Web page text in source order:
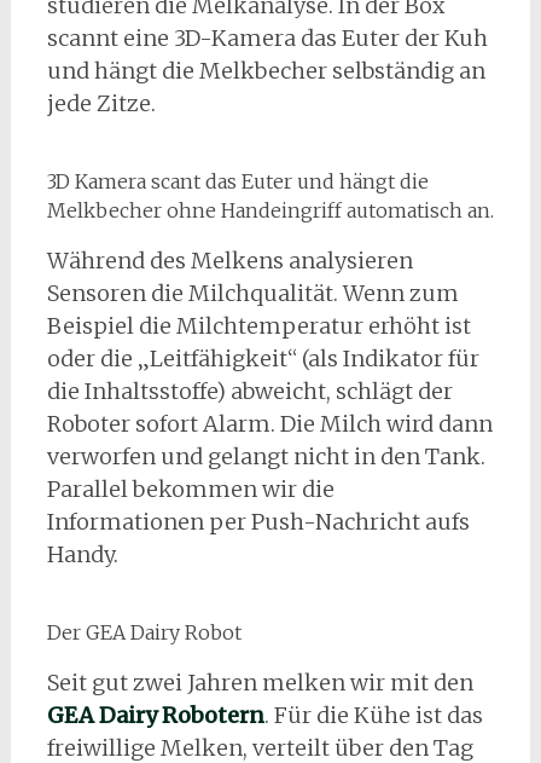
scannt eine 3D-Kamera das Euter der Kuh
und hängt die Melkbecher selbständig an
jede Zitze.
3D Kamera scant das Euter und hängt die
Melkbecher ohne Handeingriff automatisch an.
Während des Melkens analysieren
Sensoren die Milchqualität. Wenn zum
Beispiel die Milchtemperatur erhöht ist
oder die „Leitfähigkeit“ (als Indikator für
die Inhaltsstoffe) abweicht, schlägt der
Roboter sofort Alarm. Die Milch wird dann
verworfen und gelangt nicht in den Tank.
Parallel bekommen wir die
Informationen per Push-Nachricht aufs
Handy.
Der GEA Dairy Robot
Seit gut zwei Jahren melken wir mit den
GEA Dairy Robotern. Für die Kühe ist das
freiwillige Melken, verteilt über den Tag